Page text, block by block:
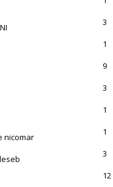
3
1
9
3
1
nicomar
1
3
12